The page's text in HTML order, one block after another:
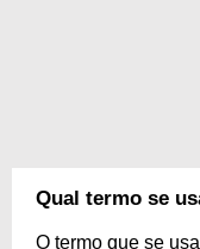
Qual termo se
O termo que se